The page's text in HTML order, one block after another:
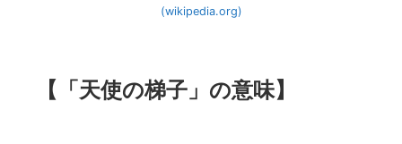
(wikipedia.org)
【「天使の梯子」の意味】